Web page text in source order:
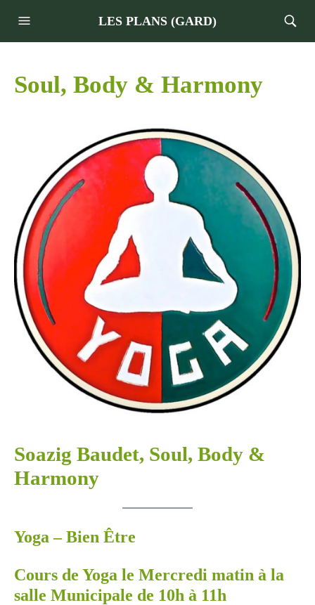
LES PLANS (GARD)
Soul, Body & Harmony
Soazig Baudet, Soul, Body &
Harmony
Yoga – Bien Être
Cours de Yoga le Mercredi matin à la
salle Municipale de 10h à 11h